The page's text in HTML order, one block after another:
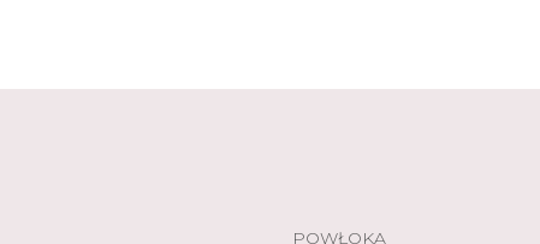
POWŁOKA